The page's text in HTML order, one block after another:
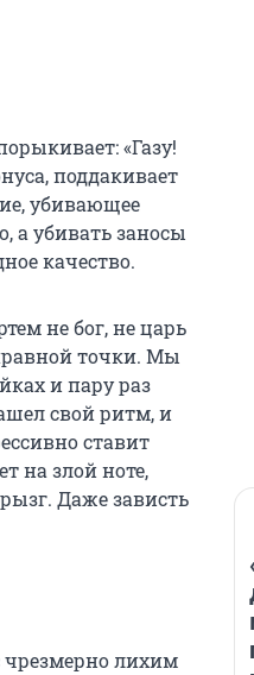
«Газу!
поддакивает
убивающее
а убивать заносы
качество.
не бог, не царь
точки. Мы
и пару раз
свой ритм, и
ставит
на злой ноте,
Даже зависть
чрезмерно лихим